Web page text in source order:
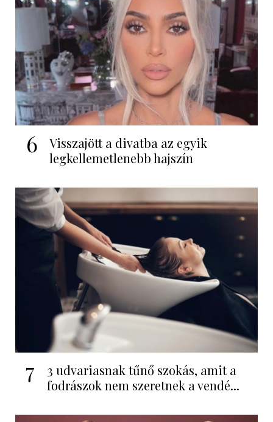
6
Visszajött a divatba az egyik
legkellemetlenebb hajszín
7
3 udvariasnak tűnő szokás, amit a
fodrászok nem szeretnek a vendé...